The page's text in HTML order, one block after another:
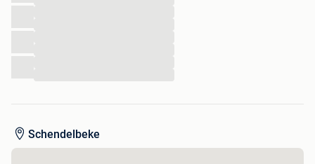
Schendelbeke